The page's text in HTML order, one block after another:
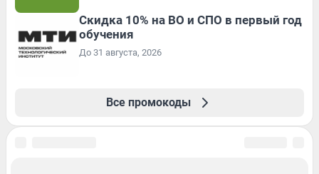
Скидка 10% на ВО и СПО в первый год
обучения
До 31 августа, 2026
Все промокоды